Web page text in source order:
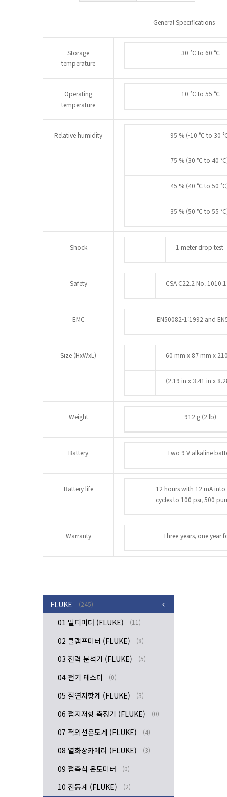
General Specifications
Storage
temperature
-30 °C to 60 °C
Operating
temperature
-10 °C to 55 °C
Relative humidity 95 % (-10 °C to 30
75 % (30 °C to 40
45 % (40 °C to 50
35 % (50 °C to 55
Shock 1 meter drop test
Safety CSA C22.2 No.
EMC EN50082-1:1992 and
Size (HxWxL) 60 mm x 87 mm x
(2.19 in x 3.41 in x
Weight 912 g (2 lb)
Battery Two 9 V alkaline
Battery life
12 hours with 12 mA
cycles to 100 psi, 500
Warranty Three-years, one year
FLUKE (245)
01 멀티미터 (FLUKE) (11)
02 클램프미터 (FLUKE) (8)
03 전력 분석기 (FLUKE) (5)
04 전기 테스터 (0)
05 절연저항계 (FLUKE) (3)
06 접지저항 측정기 (FLUKE) (0)
07 적외선온도계 (FLUKE) (4)
08 열화상카메라 (FLUKE) (3)
09 접촉식 온도미터 (0)
10 진동계 (FLUKE) (2)